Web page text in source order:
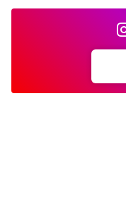
BROOKLYN WORKS
カトラリー
アクセサリー
湯たんぽ
斧、鉈
バーナー／ストーブ
カトラリー
コンテナ、ギアケース
アクセサリー